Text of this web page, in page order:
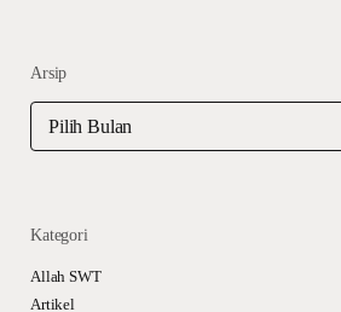
Arsip
Kategori
Allah SWT
Artikel